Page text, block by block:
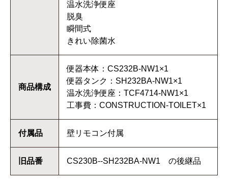
温水洗浄便座
脱臭
瞬間式
きれい除菌水
商品構成
便器本体：CS232B-NW1×1
便器タンク：SH232BA-NW1×1
温水洗浄便座：TCF4714-NW1×1
工事費：CONSTRUCTION-TOILET×1
付属品 壁リモコン付属
旧品番 CS230B--SH232BA-NW1 の後継品